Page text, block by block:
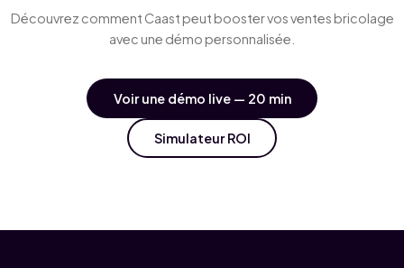
Découvrez comment Caast peut booster vos ventes bricolage
avec une démo personnalisée.
Voir une démo live — 20 min
Simulateur ROI